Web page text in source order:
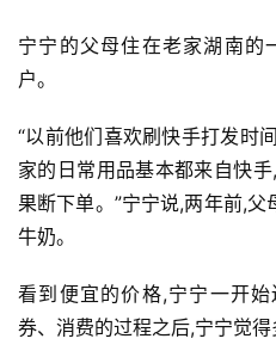
宁宁的父母住在老家湖南的
户。
“以前他们喜欢刷快手打发时
家的日常用品基本都来自快
果断下单。”宁宁说,两年前,
牛奶。
看到便宜的价格,宁宁一开
券、消费的过程之后,宁宁觉得